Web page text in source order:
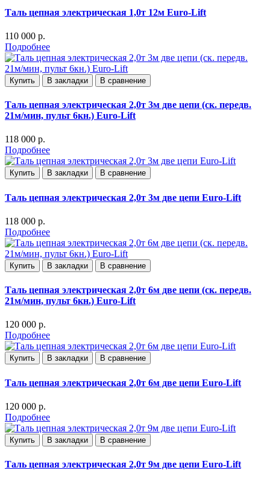
Таль цепная электрическая 1,0т 12м Euro-Lift
110 000 р.
Подробнее
Купить В закладки В сравнение
Таль цепная электрическая 2,0т 3м две цепи (ск. передв.
21м/мин, пульт 6кн.) Euro-Lift
118 000 р.
Подробнее
Купить В закладки В сравнение
Таль цепная электрическая 2,0т 3м две цепи Euro-Lift
118 000 р.
Подробнее
Купить В закладки В сравнение
Таль цепная электрическая 2,0т 6м две цепи (ск. передв.
21м/мин, пульт 6кн.) Euro-Lift
120 000 р.
Подробнее
Купить В закладки В сравнение
Таль цепная электрическая 2,0т 6м две цепи Euro-Lift
120 000 р.
Подробнее
Купить В закладки В сравнение
Таль цепная электрическая 2,0т 9м две цепи Euro-Lift